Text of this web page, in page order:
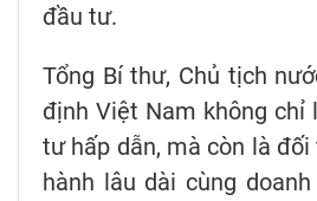
đầu tư.
Tổng Bí thư, Chủ tịch
định Việt Nam không chỉ
tư hấp dẫn, mà còn là đối
hành lâu dài cùng